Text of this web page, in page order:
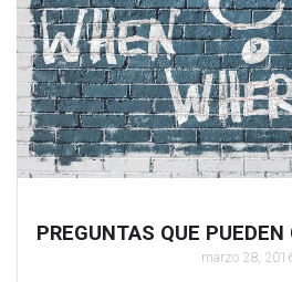
PREGUNTAS QUE
marzo 28,